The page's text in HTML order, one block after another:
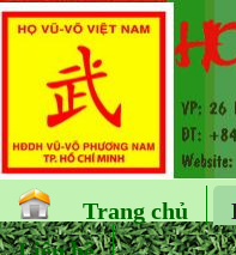
Trang chủ